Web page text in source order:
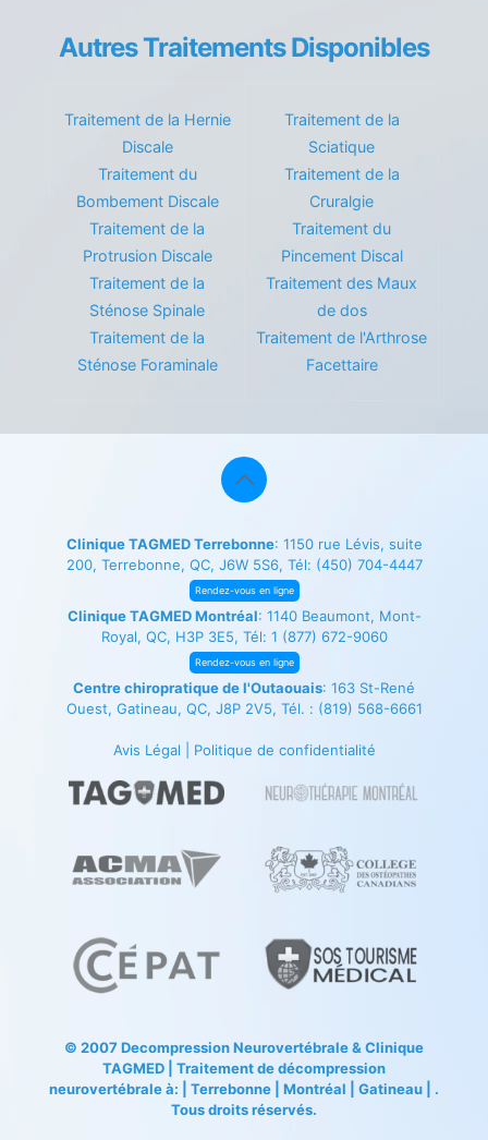
Autres Traitements Disponibles
Traitement de la Hernie
Discale
Traitement du
Bombement Discale
Traitement de la
Protrusion Discale
Traitement de la
Sténose Spinale
Traitement de la
Sténose Foraminale
Traitement de la
Sciatique
Traitement de la
Cruralgie
Traitement du
Pincement Discal
Traitement des Maux
de dos
Traitement de l'Arthrose
Facettaire
Clinique TAGMED Terrebonne: 1150 rue Lévis, suite
200, Terrebonne, QC, J6W 5S6, Tél: (450) 704-4447
Rendez-vous en ligne
Clinique TAGMED Montréal: 1140 Beaumont, Mont-
Royal, QC, H3P 3E5, Tél: 1 (877) 672-9060
Rendez-vous en ligne
Centre chiropratique de l'Outaouais: 163 St-René
Ouest, Gatineau, QC, J8P 2V5, Tél. : (819) 568-6661
Avis Légal Politique de confidentialité
© 2007Decompression Neurovertébrale& Clinique
TAGMED | Traitement de décompression
neurovertébrale à: | Terrebonne | Montréal | Gatineau | .
Tous droits réservés.